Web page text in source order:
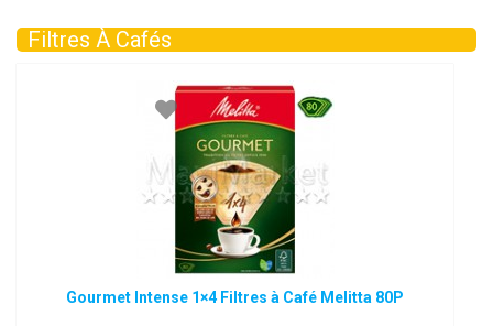
Filtres À Cafés
Gourmet Intense 1×4 Filtres à Café Melitta 80P